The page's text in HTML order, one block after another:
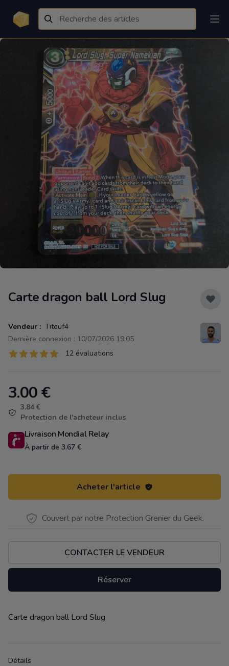
Carte dragon ball Lord Slug
Vendeur : Titouf4
Dernière connexion : 10/07/2026 19:05
Évaluations
12 sur 5 étoiles 12 évaluations
Product information
3.00€
3.84 €
Protection de l'acheteur inclus
Livraison Mondial Relay
À partir de 3.67 €
Acheter l'article
Couvert par notre Protection Grenier du Geek.
CONTACTER LE VENDEUR
Réserver
Description
Carte dragon ball Lord Slug
Détails